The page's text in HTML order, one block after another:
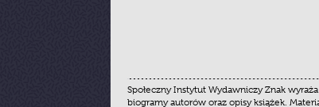
Społeczny Instytut Wydawniczy Znak
biogramy autorów oraz opisy książek.